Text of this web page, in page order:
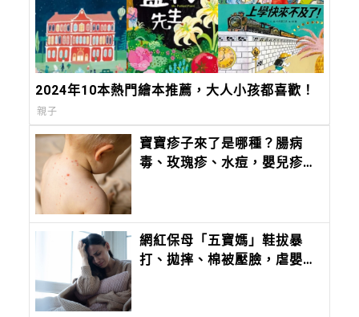
2024年10本熱門繪本推薦，大人小孩都喜歡！
親子
寶寶疹子來了是哪種？腸病
毒、玫瑰疹、水痘，嬰兒疹子
網紅保母「五寶媽」鞋拔暴
打、拋摔、棉被壓臉，虐嬰判